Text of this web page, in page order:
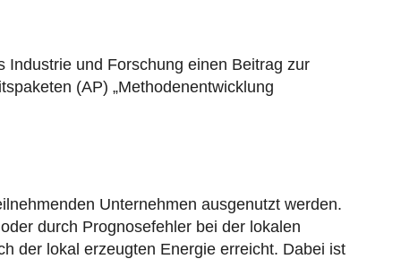
und Forschung einen Beitrag zur
(AP) „Methodenentwicklung
Unternehmen ausgenutzt werden.
durch Prognosefehler bei der lokalen
der lokal erzeugten Energie erreicht. Dabei ist